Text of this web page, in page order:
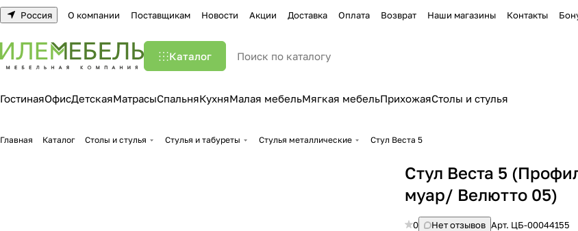
Россия О компании Поставщикам Новости Акции Доставка Оплата Возврат Наши магазины Контакты
Каталог
ГостинаяОфисДетскаяМатрасыСпальняКухняМалая мебельМягкая мебельПрихожаяСтолы и стулья
Главная Каталог Столы и стулья Стулья и табуреты Стулья металлические Стул Веста 5
Стул Веста 5
муар/ Велютто 05)
0 Нет отзывов Арт. ЦБ-00044155